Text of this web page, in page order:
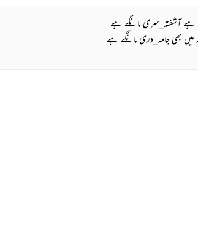
ہے آشفتہ_سری مانگے ہے
بھی جامہ_دری مانگے ہے